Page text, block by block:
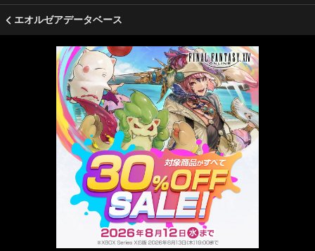
エオルゼアデータベース